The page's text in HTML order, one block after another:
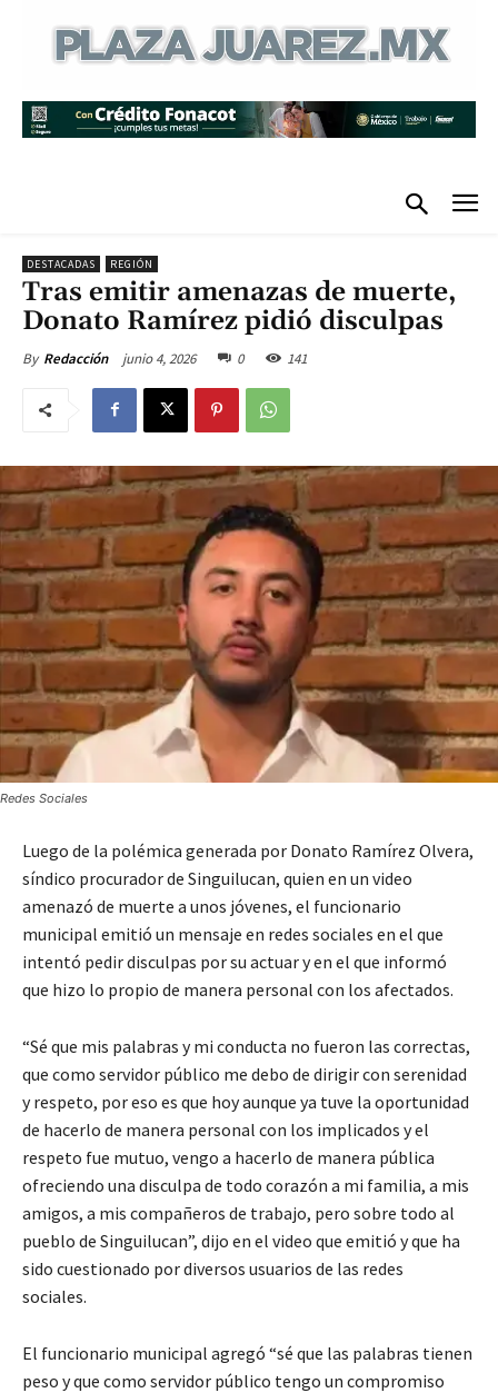
DESTACADAS REGIÓN
Tras emitir amenazas de muerte,
Donato Ramírez pidió disculpas
By Redacción junio 4, 2026 0 141
Redes Sociales
Luego de la polémica generada por Donato Ramírez Olvera,
síndico procurador de Singuilucan, quien en un video
amenazó de muerte a unos jóvenes, el funcionario
municipal emitió un mensaje en redes sociales en el que
intentó pedir disculpas por su actuar y en el que informó
que hizo lo propio de manera personal con los afectados.
“Sé que mis palabras y mi conducta no fueron las correctas,
que como servidor público me debo de dirigir con serenidad
y respeto, por eso es que hoy aunque ya tuve la oportunidad
de hacerlo de manera personal con los implicados y el
respeto fue mutuo, vengo a hacerlo de manera pública
ofreciendo una disculpa de todo corazón a mi familia, a mis
amigos, a mis compañeros de trabajo, pero sobre todo al
pueblo de Singuilucan”, dijo en el video que emitió y que ha
sido cuestionado por diversos usuarios de las redes
sociales.
El funcionario municipal agregó “sé que las palabras tienen
peso y que como servidor público tengo un compromiso